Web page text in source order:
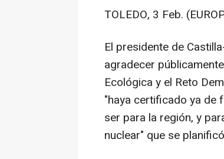
TOLEDO, 3 Feb.
El presidente de
agradecer
Ecológica y el Reto
"haya certificado ya de
ser para la región, y
nuclear" que se